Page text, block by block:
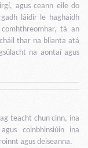
agus ceann eile do
láidir le haghaidh
tá an
thar na blianta atá
na aontaí agus
teacht chun cinn, ina
coinbhinsiúin ina
agus deiseanna.